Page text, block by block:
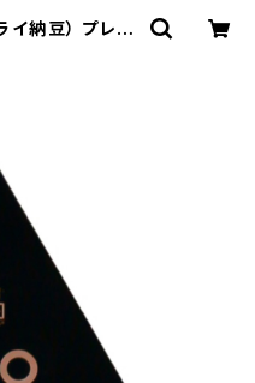
イ納豆） プレー